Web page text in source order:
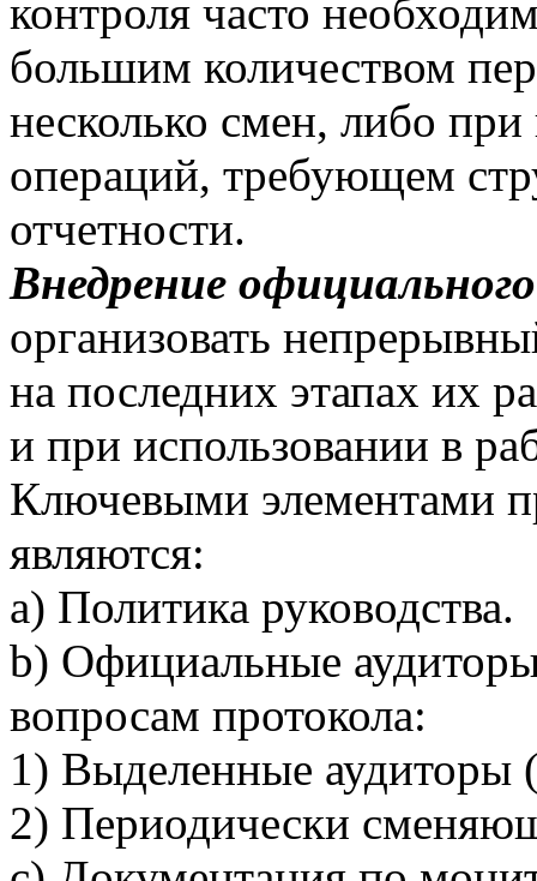
контроля часто
большим количеством
несколько смен, либо
операций, требующем
отчетности.
Внедрение
организовать
на последних этапах их
и при использовании в
Ключевыми элементами
являются:
a) Политика руководства.
b) Официальные
вопросам протокола:
1) Выделенные аудиторы
2) Периодически